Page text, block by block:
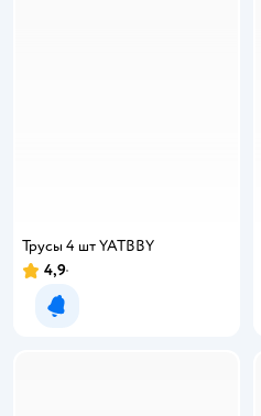
Трусы 4 шт YATBBY
Рейтинг:
4,9
Уведомить о появлении